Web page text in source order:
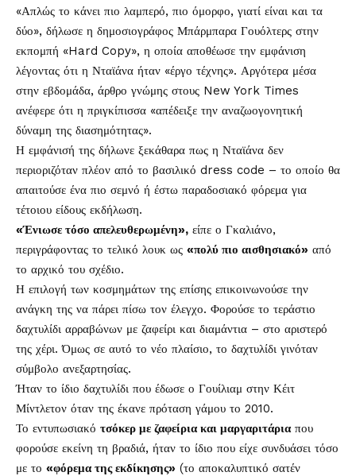
«Απλώς το κάνει πιο λαμπερό, πιο όμορφο, γιατί είναι και τα
δύο», δήλωσε η δημοσιογράφος Μπάρμπαρα Γουόλτερς στην
εκπομπή «Hard Copy», η οποία αποθέωσε την εμφάνιση
λέγοντας ότι η Νταϊάνα ήταν «έργο τέχνης». Αργότερα μέσα
στην εβδομάδα, άρθρο γνώμης στους New York Times
ανέφερε ότι η πριγκίπισσα «απέδειξε την αναζωογονητική
δύναμη της διασημότητας».
Η εμφάνισή της δήλωνε ξεκάθαρα πως η Νταϊάνα δεν
περιοριζόταν πλέον από το βασιλικό dress code – το οποίο θα
απαιτούσε ένα πιο σεμνό ή έστω παραδοσιακό φόρεμα για
τέτοιου είδους εκδήλωση.
«Ένιωσε τόσο απελευθερωμένη», είπε ο Γκαλιάνο,
περιγράφοντας το τελικό λουκ ως «πολύ πιο αισθησιακό» από
το αρχικό του σχέδιο.
Η επιλογή των κοσμημάτων της επίσης επικοινωνούσε την
ανάγκη της να πάρει πίσω τον έλεγχο. Φορούσε το τεράστιο
δαχτυλίδι αρραβώνων με ζαφείρι και διαμάντια – στο αριστερό
της χέρι. Όμως σε αυτό το νέο πλαίσιο, το δαχτυλίδι γινόταν
σύμβολο ανεξαρτησίας.
Ήταν το ίδιο δαχτυλίδι που έδωσε ο Γουίλιαμ στην Κέιτ
Μίντλετον όταν της έκανε πρόταση γάμου το 2010.
Το εντυπωσιακό τσόκερ με ζαφείρια και μαργαριτάριαπου
φορούσε εκείνη τη βραδιά, ήταν το ίδιο που είχε συνδυάσει τόσο
με το «φόρεμα της εκδίκησης» (το αποκαλυπτικό σατέν